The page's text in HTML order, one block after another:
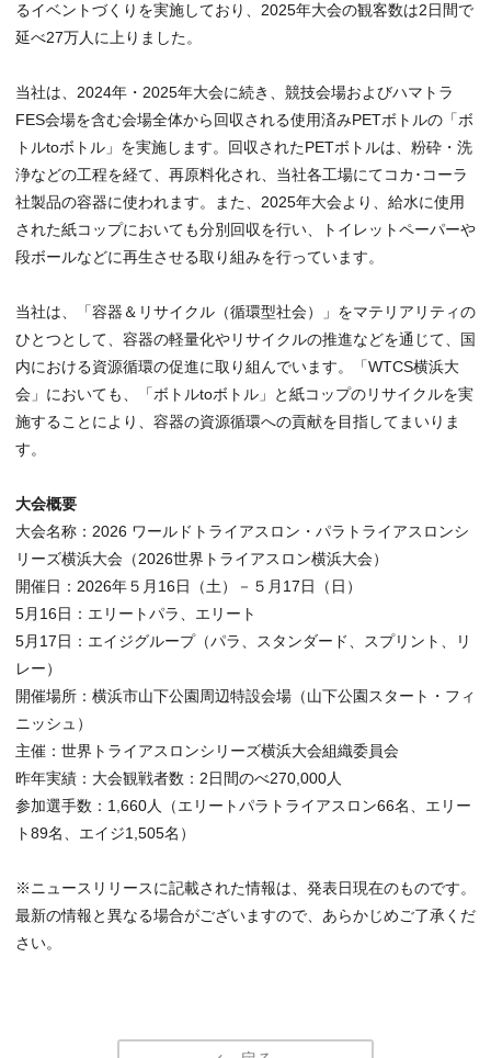
るイベントづくりを実施しており、2025年大会の観客数は2日間で
延べ27万人に上りました。
当社は、2024年・2025年大会に続き、競技会場およびハマトラ
FES会場を含む会場全体から回収される使用済みPETボトルの「ボ
トルtoボトル」を実施します。回収されたPETボトルは、粉砕・洗
浄などの工程を経て、再原料化され、当社各工場にてコカ･コーラ
社製品の容器に使われます。また、2025年大会より、給水に使用
された紙コップにおいても分別回収を行い、トイレットペーパーや
段ボールなどに再生させる取り組みを行っています。
当社は、「容器＆リサイクル（循環型社会）」をマテリアリティの
ひとつとして、容器の軽量化やリサイクルの推進などを通じて、国
内における資源循環の促進に取り組んでいます。「WTCS横浜大
会」においても、「ボトルtoボトル」と紙コップのリサイクルを実
施することにより、容器の資源循環への貢献を目指してまいりま
す。
大会概要
大会名称：2026 ワールドトライアスロン・パラトライアスロンシ
リーズ横浜大会（2026世界トライアスロン横浜大会）
開催日：2026年５月16日（土）－５月17日（日）
5月16日：エリートパラ、エリート
5月17日：エイジグループ（パラ、スタンダード、スプリント、リ
レー）
開催場所：横浜市山下公園周辺特設会場（山下公園スタート・フィ
ニッシュ）
主催：世界トライアスロンシリーズ横浜大会組織委員会
昨年実績：大会観戦者数：2日間のべ270,000人
参加選手数：1,660人（エリートパラトライアスロン66名、エリー
ト89名、エイジ1,505名）
※ニュースリリースに記載された情報は、発表日現在のものです。
最新の情報と異なる場合がございますので、あらかじめご了承くだ
さい。